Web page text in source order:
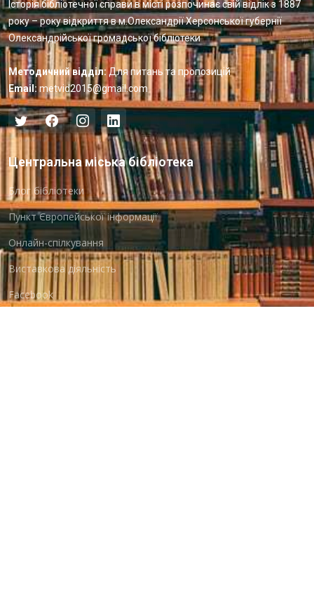
Історія бібліотечної справи в місті розпочинає свій відлік з 1887
року – року відкриття в м.Олександрії Херсонської губернії
Олександрійської громадської бібліотеки
Методичний відділ: Для питань та пропозицій
Email: metvid2015@gmail.com
Центральна міська бібліотека
Блог бібліотеки
Пункт Європейської інформації
Онлайн-спілкування
Виставкова діяльність
Facebook